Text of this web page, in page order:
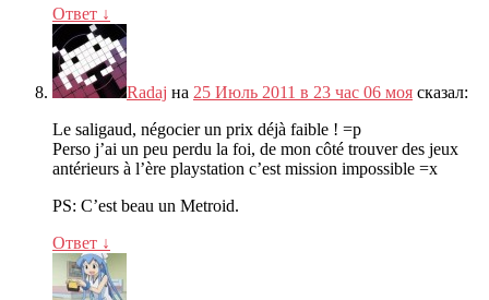
Ответ ↓
Radaj на 25 Июль 2011 в 23 час 06 моя сказал:
Le saligaud, négocier un prix déjà faible ! =p
Perso j’ai un peu perdu la foi, de mon côté trouver des jeux
antérieurs à l’ère playstation c’est mission impossible =x
PS: C’est beau un Metroid.
Ответ ↓